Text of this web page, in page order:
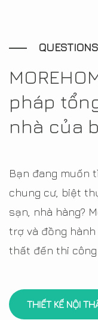
QUESTIONS
pháp
nhà của
Bạn đang muốn
chung cư, biệt
sạn, nhà hàng?
trợ và đồng
thất đến thi
THIẾT KẾ NỘI